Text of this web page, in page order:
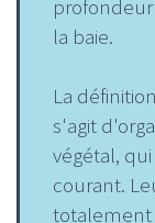
la baie.
La
s'agit
végétal,
courant.
totalement